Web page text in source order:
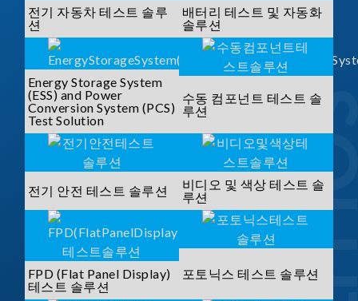
전기 자동차 테스트 솔루
션
배터리 테스트 및 자동화
솔루션
Energy Storage System
(ESS) and Power
Conversion System (PCS)
Test Solution
수동 컴포넌트 테스트 솔
루션
전기 안전 테스트 솔루션
비디오 및 색상 테스트 솔
루션
FPD (Flat Panel Display)
테스트 솔루션
포토닉스 테스트 솔루션